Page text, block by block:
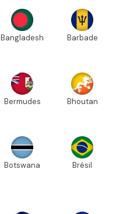
Bangladesh Barbade
Bermudes Bhoutan
Botswana Brésil